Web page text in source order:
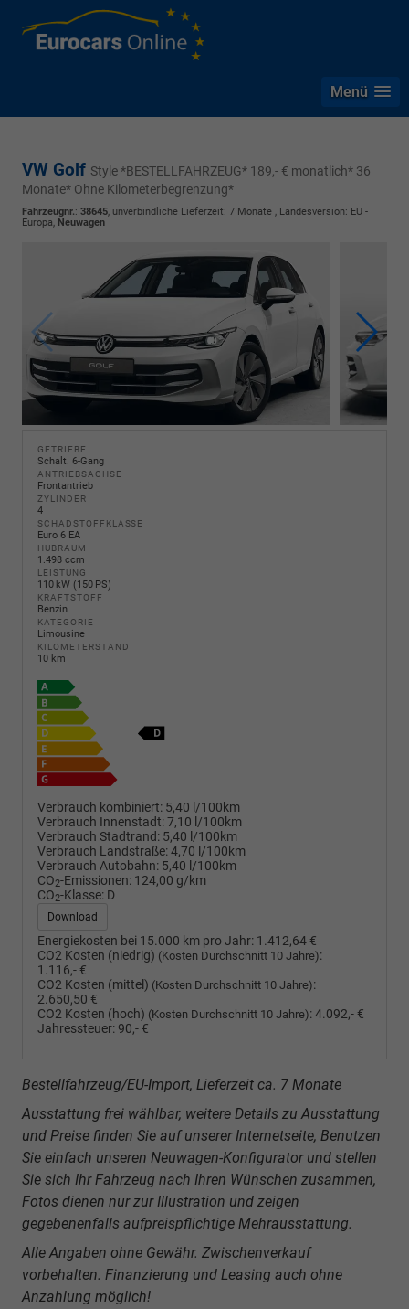
Menü
VW Golf Style *BESTELLFAHRZEUG* 189,- € monatlich* 36
Monate* Ohne Kilometerbegrenzung*
Fahrzeugnr.: 38645, unverbindliche Lieferzeit: 7 Monate , Landesversion: EU -
Europa, Neuwagen
GETRIEBE
Schalt. 6-Gang
ANTRIEBSACHSE
Frontantrieb
ZYLINDER
4
SCHADSTOFFKLASSE
Euro 6 EA
HUBRAUM
1.498 ccm
LEISTUNG
110 kW (150 PS)
KRAFTSTOFF
Benzin
KATEGORIE
Limousine
KILOMETERSTAND
10 km
Verbrauch kombiniert: 5,40 l/100km
Verbrauch Innenstadt:7,10 l/100km
Verbrauch Stadtrand: 5,40 l/100km
Verbrauch Landstraße:4,70 l/100km
Verbrauch Autobahn: 5,40 l/100km
CO2-Emissionen: 124,00 g/km
CO2-Klasse: D
Download
Energiekosten bei 15.000 km pro Jahr: 1.412,64 €
CO2 Kosten (niedrig) (Kosten Durchschnitt 10 Jahre):
1.116,- €
CO2 Kosten (mittel) (Kosten Durchschnitt 10 Jahre):
2.650,50 €
CO2 Kosten (hoch) (Kosten Durchschnitt 10 Jahre):4.092,- €
Jahressteuer: 90,- €
Bestellfahrzeug/EU-Import, Lieferzeit ca. 7 Monate
Ausstattung frei wählbar, weitere Details zu Ausstattung
und Preise finden Sie auf unserer Internetseite, Benutzen
Sie einfach unseren Neuwagen-Konfigurator und stellen
Sie sich Ihr Fahrzeug nach Ihren Wünschen zusammen,
Fotos dienen nur zur Illustration und zeigen
gegebenenfalls aufpreispflichtige Mehrausstattung.
Alle Angaben ohne Gewähr. Zwischenverkauf
vorbehalten. Finanzierung und Leasing auch ohne
Anzahlung möglich!